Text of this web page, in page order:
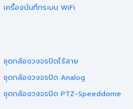
เครื่องบันทึกระบบ WiFi
ชุดกล้องวงจรปิดไร้สาย
ชุดกล้องวงจรปิด Analog
ชุดกล้องวงจรปิด PTZ-Speeddome